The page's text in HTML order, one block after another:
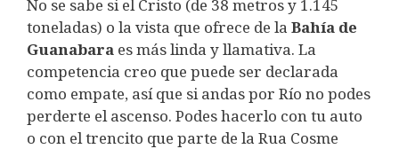
No se sabe si el Cristo (de 38 metros y 1.145
toneladas) o la vista que ofrece de la Bahía de
Guanabara es más linda y llamativa. La
competencia creo que puede ser declarada
como empate, así que si andas por Río no podes
perderte el ascenso. Podes hacerlo con tu auto
o con el trencito que parte de la Rua Cosme